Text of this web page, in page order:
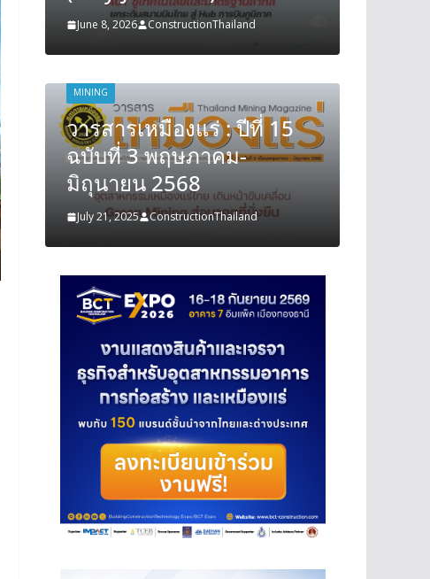
June 8, 2026 ConstructionThailand
MINING
วารสารเหมืองแร่ : ปีที่ 15
ฉบับที่ 3 พฤษภาคม-
มิถุนายน 2568
July 21, 2025 ConstructionThailand